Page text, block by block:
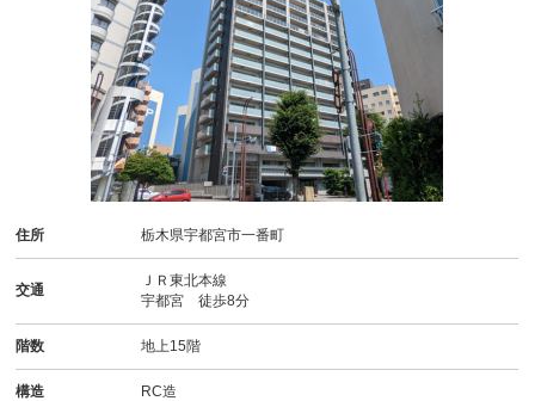
住所 栃木県宇都宮市一番町
交通
ＪＲ東北本線
宇都宮 徒歩8分
階数 地上15階
構造 RC造